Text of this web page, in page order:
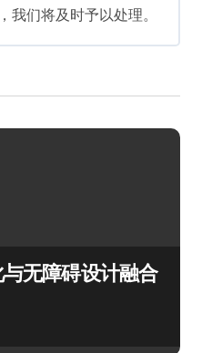
我们将及时予以处理。
无障碍设计融合